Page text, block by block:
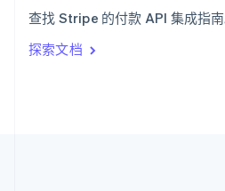
查找 Stripe 的付款 API 集成指南
探索文档
ItalianoEnglish
印度
English